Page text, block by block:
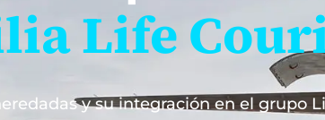
Life
y su integración en el grupo